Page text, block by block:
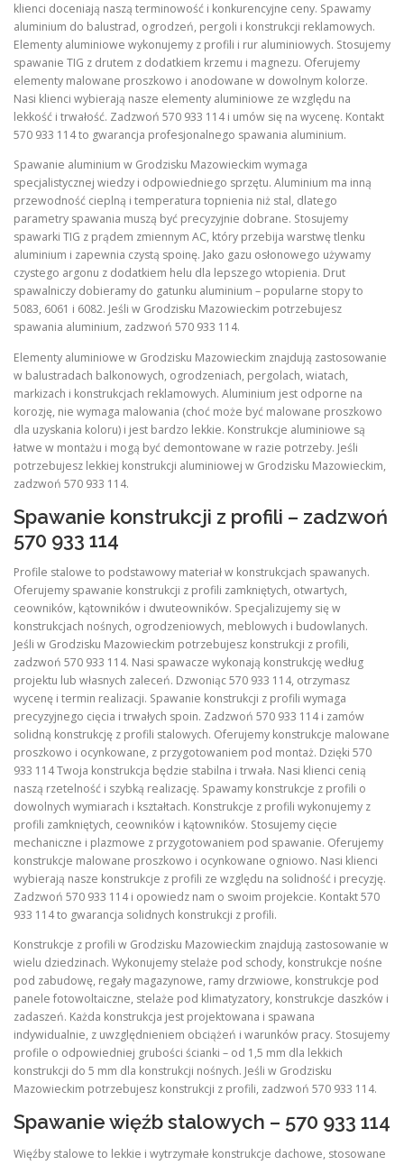
klienci doceniają naszą terminowość i konkurencyjne ceny. Spawamy
aluminium do balustrad, ogrodzeń, pergoli i konstrukcji reklamowych.
Elementy aluminiowe wykonujemy z profili i rur aluminiowych. Stosujemy
spawanie TIG z drutem z dodatkiem krzemu i magnezu. Oferujemy
elementy malowane proszkowo i anodowane w dowolnym kolorze.
Nasi klienci wybierają nasze elementy aluminiowe ze względu na
lekkość i trwałość. Zadzwoń 570 933 114 i umów się na wycenę. Kontakt
570 933 114 to gwarancja profesjonalnego spawania aluminium.
Spawanie aluminium w Grodzisku Mazowieckim wymaga
specjalistycznej wiedzy i odpowiedniego sprzętu. Aluminium ma inną
przewodność cieplną i temperatura topnienia niż stal, dlatego
parametry spawania muszą być precyzyjnie dobrane. Stosujemy
spawarki TIG z prądem zmiennym AC, który przebija warstwę tlenku
aluminium i zapewnia czystą spoinę. Jako gazu osłonowego używamy
czystego argonu z dodatkiem helu dla lepszego wtopienia. Drut
spawalniczy dobieramy do gatunku aluminium – popularne stopy to
5083, 6061 i 6082. Jeśli w Grodzisku Mazowieckim potrzebujesz
spawania aluminium, zadzwoń 570 933 114.
Elementy aluminiowe w Grodzisku Mazowieckim znajdują zastosowanie
w balustradach balkonowych, ogrodzeniach, pergolach, wiatach,
markizach i konstrukcjach reklamowych. Aluminium jest odporne na
korozję, nie wymaga malowania (choć może być malowane proszkowo
dla uzyskania koloru) i jest bardzo lekkie. Konstrukcje aluminiowe są
łatwe w montażu i mogą być demontowane w razie potrzeby. Jeśli
potrzebujesz lekkiej konstrukcji aluminiowej w Grodzisku Mazowieckim,
zadzwoń 570 933 114.
Spawanie konstrukcji z profili – zadzwoń
570 933 114
Profile stalowe to podstawowy materiał w konstrukcjach spawanych.
Oferujemy spawanie konstrukcji z profili zamkniętych, otwartych,
ceowników, kątowników i dwuteowników. Specjalizujemy się w
konstrukcjach nośnych, ogrodzeniowych, meblowych i budowlanych.
Jeśli w Grodzisku Mazowieckim potrzebujesz konstrukcji z profili,
zadzwoń 570 933 114. Nasi spawacze wykonają konstrukcję według
projektu lub własnych zaleceń. Dzwoniąc 570 933 114, otrzymasz
wycenę i termin realizacji. Spawanie konstrukcji z profili wymaga
precyzyjnego cięcia i trwałych spoin. Zadzwoń 570 933 114 i zamów
solidną konstrukcję z profili stalowych. Oferujemy konstrukcje malowane
proszkowo i ocynkowane, z przygotowaniem pod montaż. Dzięki 570
933 114 Twoja konstrukcja będzie stabilna i trwała. Nasi klienci cenią
naszą rzetelność i szybką realizację. Spawamy konstrukcje z profili o
dowolnych wymiarach i kształtach. Konstrukcje z profili wykonujemy z
profili zamkniętych, ceowników i kątowników. Stosujemy cięcie
mechaniczne i plazmowe z przygotowaniem pod spawanie. Oferujemy
konstrukcje malowane proszkowo i ocynkowane ogniowo. Nasi klienci
wybierają nasze konstrukcje z profili ze względu na solidność i precyzję.
Zadzwoń 570 933 114 i opowiedz nam o swoim projekcie. Kontakt 570
933 114 to gwarancja solidnych konstrukcji z profili.
Konstrukcje z profili w Grodzisku Mazowieckim znajdują zastosowanie w
wielu dziedzinach. Wykonujemy stelaże pod schody, konstrukcje nośne
pod zabudowę, regały magazynowe, ramy drzwiowe, konstrukcje pod
panele fotowoltaiczne, stelaże pod klimatyzatory, konstrukcje daszków i
zadaszeń. Każda konstrukcja jest projektowana i spawana
indywidualnie, z uwzględnieniem obciążeń i warunków pracy. Stosujemy
profile o odpowiedniej grubości ścianki – od 1,5 mm dla lekkich
konstrukcji do 5 mm dla konstrukcji nośnych. Jeśli w Grodzisku
Mazowieckim potrzebujesz konstrukcji z profili, zadzwoń 570 933 114.
Spawanie więźb stalowych – 570 933 114
Więźby stalowe to lekkie i wytrzymałe konstrukcje dachowe, stosowane